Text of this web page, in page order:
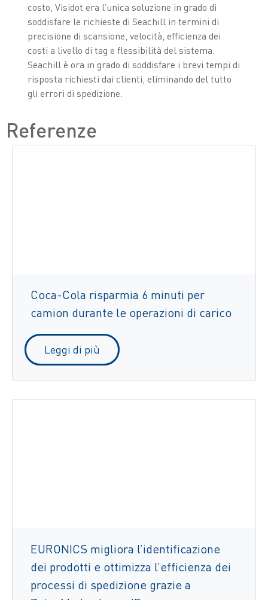
costo, Visidot era l’unica soluzione in grado di
soddisfare le richieste di Seachill in termini di
precisione di scansione, velocità, efficienza dei
costi a livello di tag e flessibilità del sistema.
Seachill è ora in grado di soddisfare i brevi tempi di
risposta richiesti dai clienti, eliminando del tutto
gli errori di spedizione.
Referenze
Coca-Cola risparmia 6 minuti per
camion durante le operazioni di carico
Leggi di più
EURONICS migliora l’identificazione
dei prodotti e ottimizza l’efficienza dei
processi di spedizione grazie a